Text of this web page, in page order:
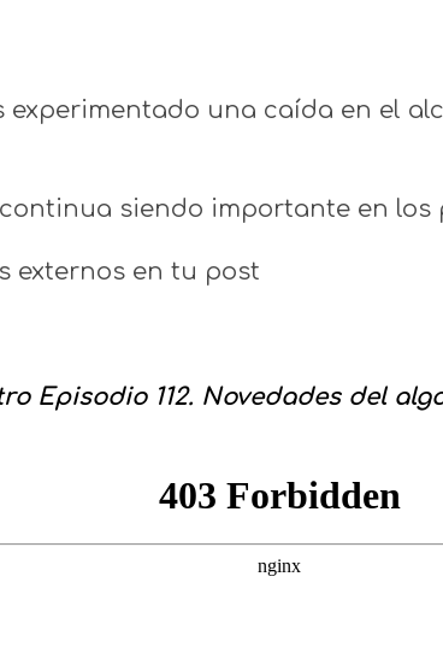
experimentado una caída en el
siendo importante en los
externos en tu post
Episodio 112. Novedades del